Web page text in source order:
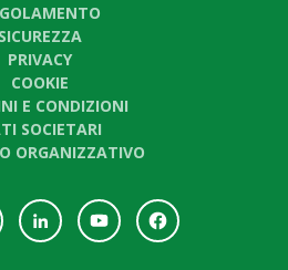
SICUREZZA
PRIVACY
COOKIE
E CONDIZIONI
SOCIETARI
ORGANIZZATIVO